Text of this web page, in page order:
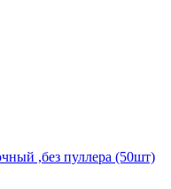
,без пуллера (50шт)